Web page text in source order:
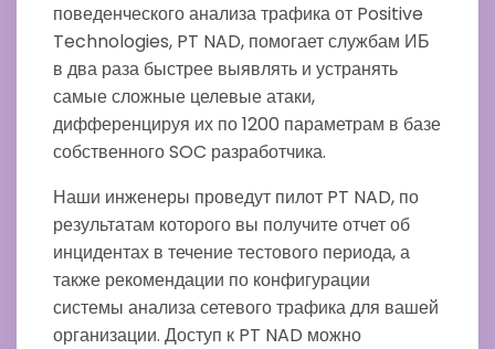
поведенческого анализа трафика от Positive
Technologies, PT NAD, помогает службам ИБ
в два раза быстрее выявлять и устранять
самые сложные целевые атаки,
дифференцируя их по 1200 параметрам в базе
собственного SOC разработчика.
Наши инженеры проведут пилот PT NAD, по
результатам которого вы получите отчет об
инцидентах в течение тестового периода, а
также рекомендации по конфигурации
системы анализа сетевого трафика для вашей
организации. Доступ к PT NAD можно